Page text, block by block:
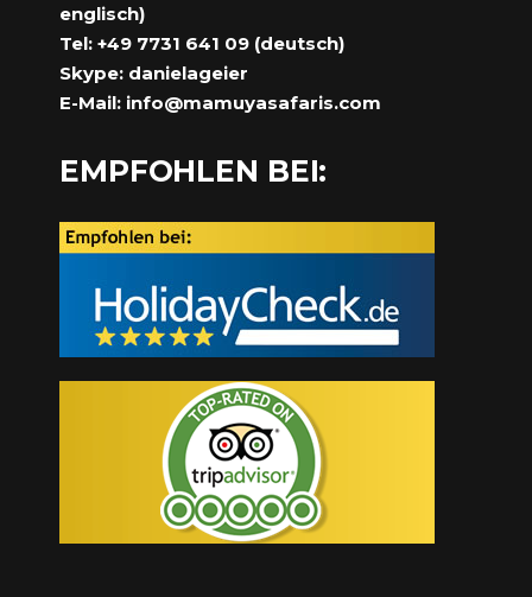
englisch)
Tel: +49 7731 641 09 (deutsch)
Skype: danielageier
E-Mail: info@mamuyasafaris.com
EMPFOHLEN BEI: